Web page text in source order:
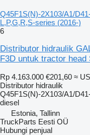
Q45F1S(N)-2X103/A1/
L,P,G,R,S-series (2016-)
6
Distributor hidraulik
F3D untuk tractor
Rp 4.163.000 €201,60 ≈
Distributor hidraulik
Q45F1S(N)-2X103/A1/
diesel
Estonia, Tallinn
TruckParts Eesti OÜ
Hubungi penjual